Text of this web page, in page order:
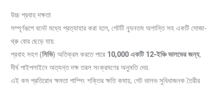
উচ্চ প্রবাহ দক্ষতা
সম্পূর্ণরূপে বনেট মধ্যে প্রত্যাহার করা হলে, গেটটি ন্যূনতম অশান্তি সহ একটি সোজা-
থ্রু বোর ছেড়ে যায়.
প্রবাহ সহগ (সিভি) অতিক্রম করতে পারে 10,000 একটি 12-ইঞ্চি ভালভের জন্য,
দীর্ঘ পাইপলাইনে অত্যন্ত দক্ষ তরল সংক্রমণের অনুমতি দেয়.
এই কম প্রতিরোধ ক্ষমতা পাম্পিং শক্তির ক্ষতি কমায়, গেট ভালভ সুবিধাজনক তৈরীর